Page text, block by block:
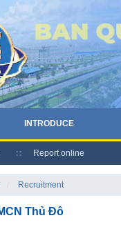
INTRODUCE
Report online
Recruitment
Thủ Đô